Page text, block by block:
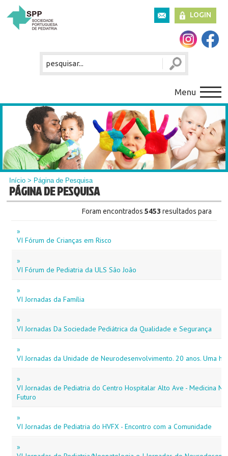
LOGIN
Menu
Início > Página de Pesquisa
PÁGINA DE PESQUISA
Foram encontrados 5453resultados para
»
VI Fórum de Crianças em Risco
»
VI Fórum de Pediatria da ULS São João
»
VI Jornadas da Família
»
VI Jornadas Da Sociedade Pediátrica da Qualidade e Segurança
»
VI Jornadas da Unidade de Neurodesenvolvimento. 20 anos. Uma
»
VI Jornadas de Pediatria do Centro Hospitalar Alto Ave - Medicina
Futuro
»
VI Jornadas de Pediatria do HVFX - Encontro com a Comunidade
»